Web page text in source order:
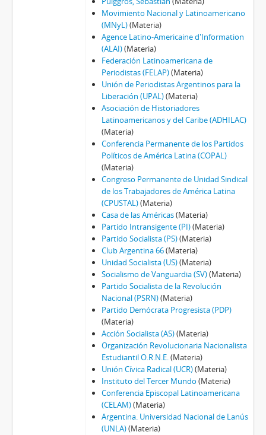
Movimiento Nacional y Latinoamericano
(MNyL)(Materia)
Agence Latino-Americaine d'Information
(ALAI)(Materia)
Federación Latinoamericana de
Periodistas (FELAP)(Materia)
Unión de Periodistas Argentinos para la
Liberación (UPAL)(Materia)
Asociación de Historiadores
Latinoamericanos y del Caribe (ADHILAC)
(Materia)
Conferencia Permanente de los Partidos
Políticos de América Latina (COPAL)
(Materia)
Congreso Permanente de Unidad Sindical
de los Trabajadores de América Latina
(CPUSTAL)(Materia)
Casa de las Américas(Materia)
Partido Intransigente (PI)(Materia)
Partido Socialista (PS)(Materia)
Club Argentina 66(Materia)
Unidad Socialista (US)(Materia)
Socialismo de Vanguardia (SV)(Materia)
Partido Socialista de la Revolución
Nacional (PSRN)(Materia)
Partido Demócrata Progresista (PDP)
(Materia)
Acción Socialista (AS)(Materia)
Organización Revolucionaria Nacionalista
Estudiantil O.R.N.E.(Materia)
Unión Cívica Radical (UCR)(Materia)
Instituto del Tercer Mundo (Materia)
Conferencia Episcopal Latinoamericana
(CELAM)(Materia)
Argentina. Universidad Nacional de Lanús
(UNLA)(Materia)